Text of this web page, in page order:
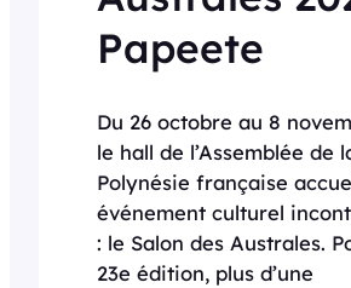
Papeete
Du 26 octobre au 8
le hall de l’Assemblée de
Polynésie française
événement culturel
: le Salon des Australes.
23e édition, plus d’une